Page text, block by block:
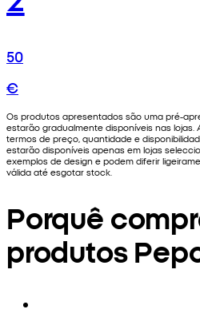
50
€
Os produtos apresentados são uma pré-
estarão gradualmente disponíveis nas lojas.
termos de preço, quantidade e
estarão disponíveis apenas em lojas
exemplos de design e podem diferir
válida até esgotar stock.
Porquê
produtos